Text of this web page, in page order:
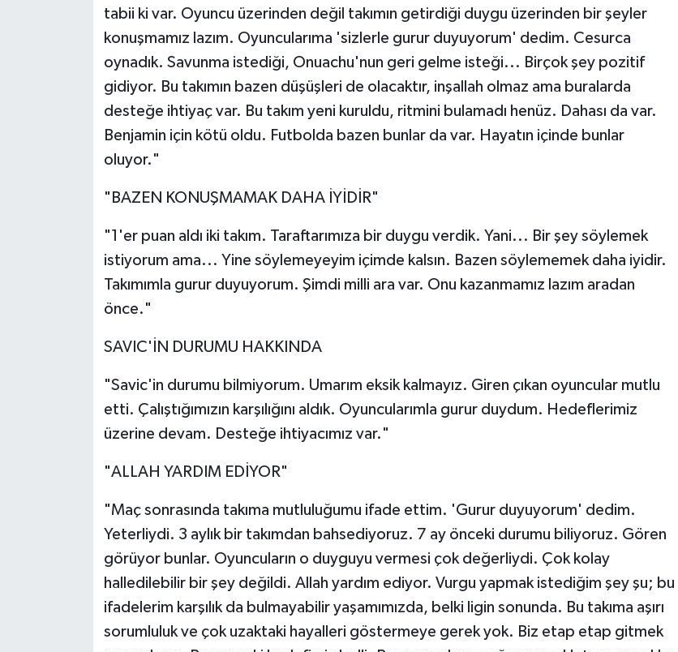
tabii ki var. Oyuncu üzerinden değil takımın getirdiği duygu üzerinden bir şeyler
konuşmamız lazım. Oyuncularıma 'sizlerle gurur duyuyorum' dedim. Cesurca
oynadık. Savunma istediği, Onuachu'nun geri gelme isteği... Birçok şey pozitif
gidiyor. Bu takımın bazen düşüşleri de olacaktır, inşallah olmaz ama buralarda
desteğe ihtiyaç var. Bu takım yeni kuruldu, ritmini bulamadı henüz. Dahası da var.
Benjamin için kötü oldu. Futbolda bazen bunlar da var. Hayatın içinde bunlar
oluyor."
"BAZEN KONUŞMAMAK DAHA İYİDİR"
"1'er puan aldı iki takım. Taraftarımıza bir duygu verdik. Yani... Bir şey söylemek
istiyorum ama... Yine söylemeyeyim içimde kalsın. Bazen söylememek daha iyidir.
Takımımla gurur duyuyorum. Şimdi milli ara var. Onu kazanmamız lazım aradan
önce."
SAVIC'İN DURUMU HAKKINDA
"Savic'in durumu bilmiyorum. Umarım eksik kalmayız. Giren çıkan oyuncular mutlu
etti. Çalıştığımızın karşılığını aldık. Oyuncularımla gurur duydum. Hedeflerimiz
üzerine devam. Desteğe ihtiyacımız var."
"ALLAH YARDIM EDİYOR"
"Maç sonrasında takıma mutluluğumu ifade ettim. 'Gurur duyuyorum' dedim.
Yeterliydi. 3 aylık bir takımdan bahsediyoruz. 7 ay önceki durumu biliyoruz. Gören
görüyor bunlar. Oyuncuların o duyguyu vermesi çok değerliydi. Çok kolay
halledilebilir bir şey değildi. Allah yardım ediyor. Vurgu yapmak istediğim şey şu; bu
ifadelerim karşılık da bulmayabilir yaşamımızda, belki ligin sonunda. Bu takıma aşırı
sorumluluk ve çok uzaktaki hayalleri göstermeye gerek yok. Biz etap etap gitmek